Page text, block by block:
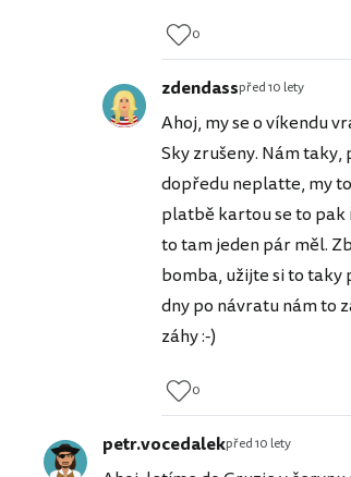
0
zdendasspřed 10 lety
Ahoj, my se o víkendu
Sky zrušeny. Nám
dopředu neplatte, my
platbě kartou se to pak
to tam jeden pár měl.
bomba, užijte si to taky
dny po návratu nám to
záhy :-)
0
petr.vocedalekpřed 10 lety